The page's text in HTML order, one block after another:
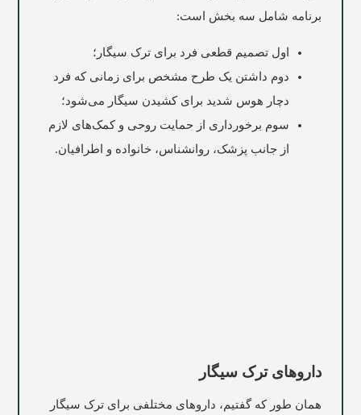
برنامه شامل سه بخش است:
اول تصمیم قطعی فرد برای ترک سیگار؛
دوم داشتن یک طرح مشخص برای زمانی که فرد
دچار هوس شدید برای کشیدن سیگار می‌شود؛
سوم برخورداری از حمایت روحی و کمک‌های لازم
از جانب پزشک، روانشناس، خانواده و اطرافیان.
داروهای ترک سیگار
همان ‌طور که گفتیم، داروهای مختلفی برای ترک سیگار